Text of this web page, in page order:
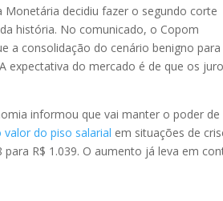
Monetária decidiu fazer o segundo corte
história. No comunicado, o Copom
a consolidação do cenário benigno
expectativa do mercado é de que os
informou que vai manter o poder de
valor do piso salarial em situações de
R$ 1.039. O aumento já leva em